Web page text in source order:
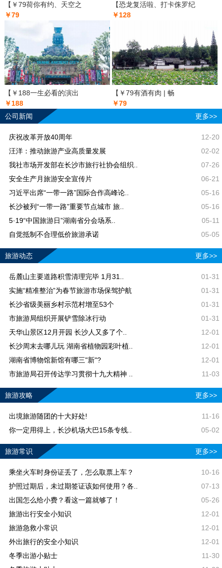
【￥79荷你有约、天空之
￥79
【恐龙复活啦、打卡侏罗纪
￥128
【￥188一生必看的演出
￥188
【￥79有酒有肉 | 畅
￥79
公司新闻
更多>>
庆祝改革开放40周年
12-20
汪洋：推动旅游产业高质量发展
02-02
我社市场开发部在长沙市旅行社协会组织..
07-26
安全生产月旅游安全宣传片
06-21
习近平出席“一带一路”国际合作高峰论..
05-16
长沙被列“一带一路”重要节点城市 旅..
05-16
5·19“中国旅游日”湖南省分会场系..
05-11
自觉抵制不合理低价旅游承诺
05-05
旅游动态 更多>>
岳麓山主要道路积雪清理完毕 1月31..
01-31
实施“精准整治”为春节旅游市场保驾护航
01-31
长沙省级美丽乡村示范村增至53个
01-31
市旅游局组织开展铲雪除冰行动
01-31
天华山景区12月开园 长沙人又多了个..
12-01
长沙周末去哪儿玩 湖南省植物园彩叶植..
12-01
湖南省博物馆新馆有哪三"新"?
12-01
市旅游局召开传达学习贯彻十九大精神 ..
11-03
旅游攻略 更多>>
出境旅游随团的十大好处!
11-16
你一定用得上，长沙机场大巴15条专线..
05-02
旅游常识 更多>>
乘坐火车时身份证丢了，怎么取票上车？
10-16
护照过期后，未过期签证该如何使用？各..
07-13
出国怎么给小费？看这一篇就够了！
05-26
旅游出行安全小知识
12-01
旅游急救小常识
12-01
外出旅行的安全小知识
12-01
冬季出游小贴士
11-30